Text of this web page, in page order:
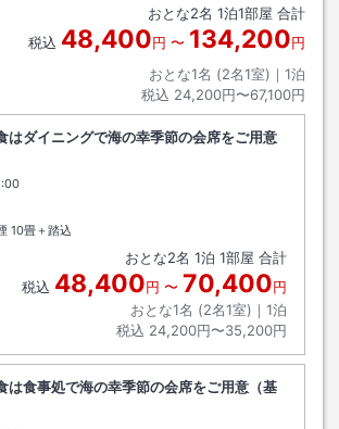
おとな2名 1泊1部屋 合計
税込 48,400円 〜 134,200円
おとな1名 (2名1室)｜ 1泊
税込 24,200円〜67,100円
はダイニングで海の幸季節の会席をご用意
ックアウト
10畳＋踏込
おとな2名 1泊 1部屋 合計
税込 48,400円 〜 70,400円
おとな1名 (2名1室)｜ 1泊
税込 24,200円〜35,200円
は食事処で海の幸季節の会席をご用意（基